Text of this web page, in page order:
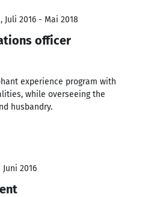
Juli 2016 - Mai 2018
officer
experience program with
while overseeing the
husbandry.
2016